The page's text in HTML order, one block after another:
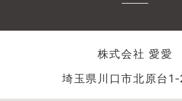
株式会社 愛愛
埼玉県川口市北原台